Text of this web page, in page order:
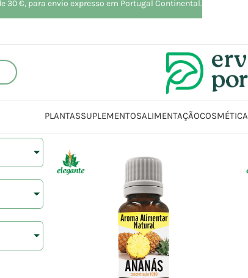
PLANTASSUPLEMENTOSALIMENTAÇÃOCOSMÉTICA
30 €, para envio expresso em Portugal Continental.